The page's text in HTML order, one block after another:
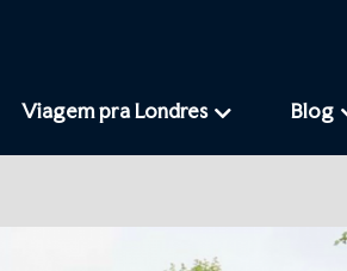
Viagem pra Londres Blog